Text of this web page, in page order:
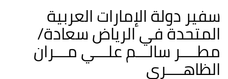
سفير دولة الإمارات العربية
المتحدة في الرياض سعادة/
مطــــر سالـــم علـــي مـــران
الظاهــــري